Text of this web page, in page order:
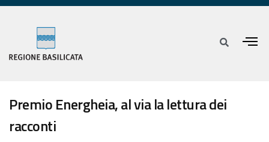
Premio Energheia, al via la lettura dei
racconti